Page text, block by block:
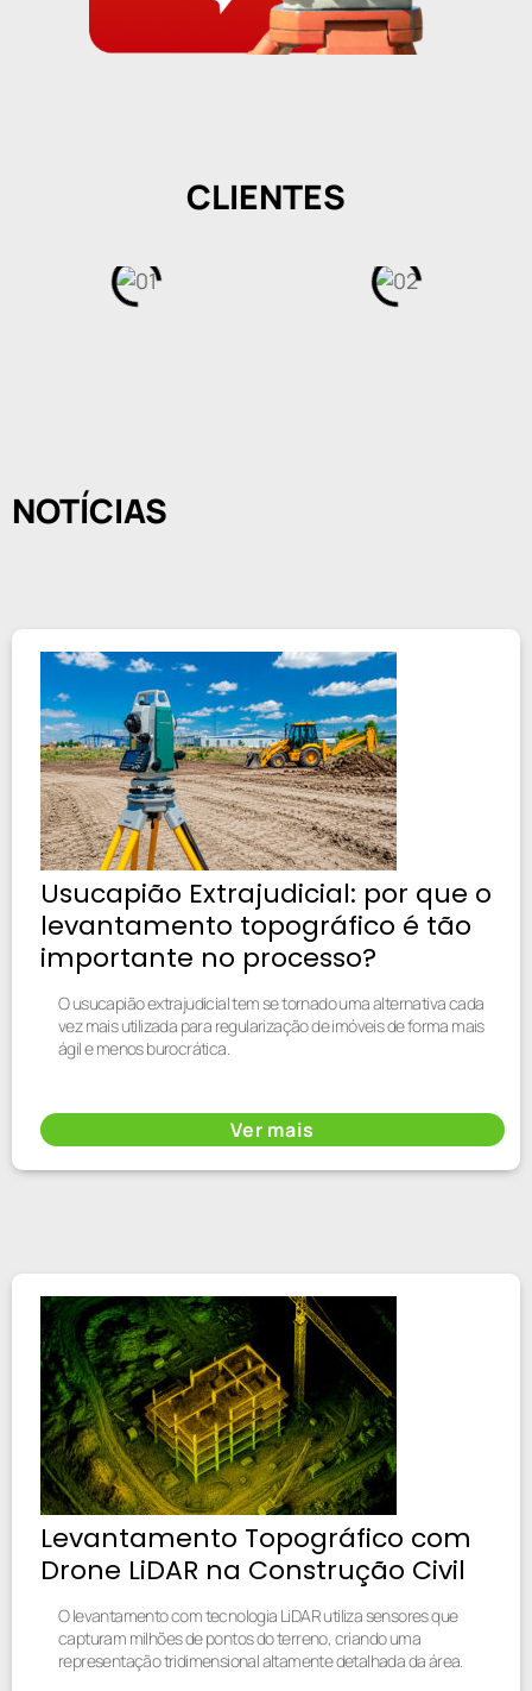
CLIENTES
NOTÍCIAS
Usucapião Extrajudicial: por que o
levantamento topográfico é tão
importante no processo?
O usucapião extrajudicial tem se tornado uma alternativa cada
vez mais utilizada para regularização de imóveis de forma mais
ágil e menos burocrática.
Ver mais
Levantamento Topográfico com
Drone LiDAR na Construção Civil
O levantamento com tecnologia LiDAR utiliza sensores que
capturam milhões de pontos do terreno, criando uma
representação tridimensional altamente detalhada da área.